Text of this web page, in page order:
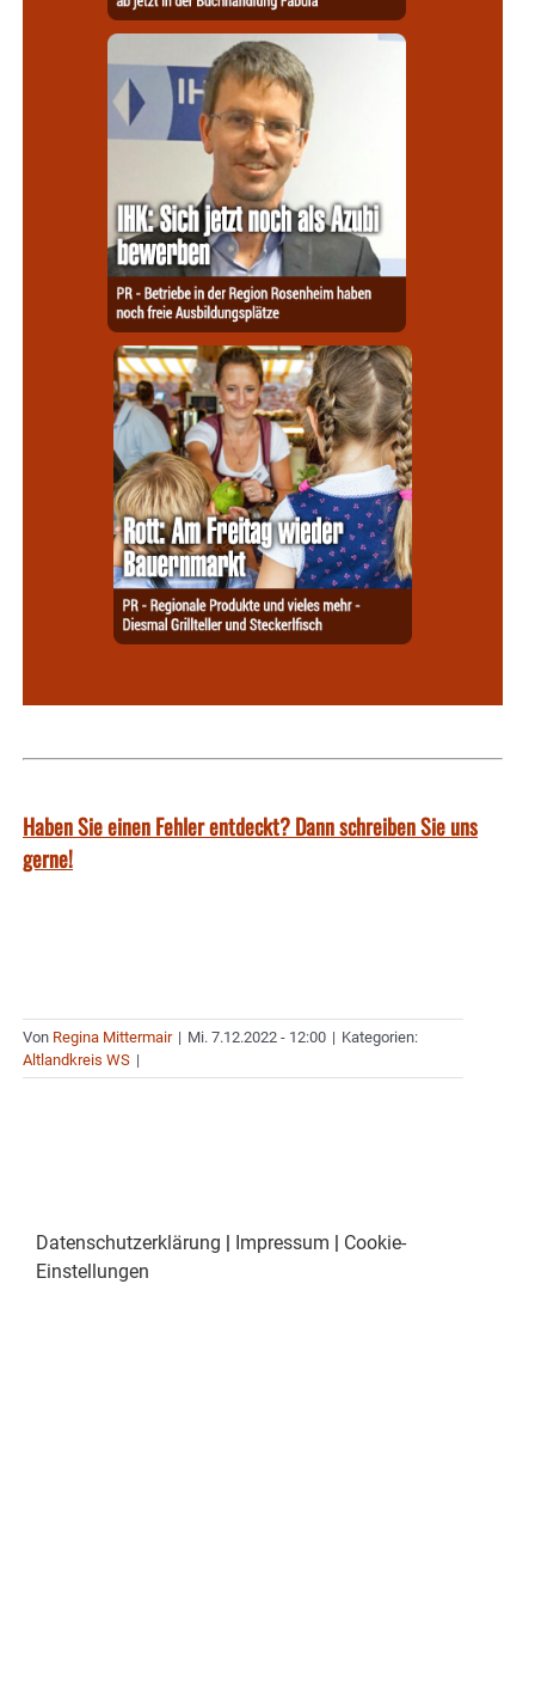
Haben Sie einen Fehler entdeckt? Dann schreiben Sie uns
gerne!
Von Regina Mittermair | Mi. 7.12.2022 - 12:00 | Kategorien:
Altlandkreis WS |
Datenschutzerklärung | Impressum | Cookie-
Einstellungen